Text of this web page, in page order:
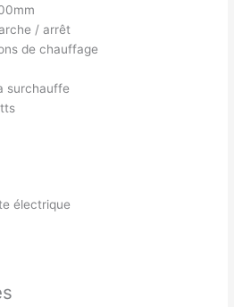
/ arrêt
de chauffage
surchauffe
électrique